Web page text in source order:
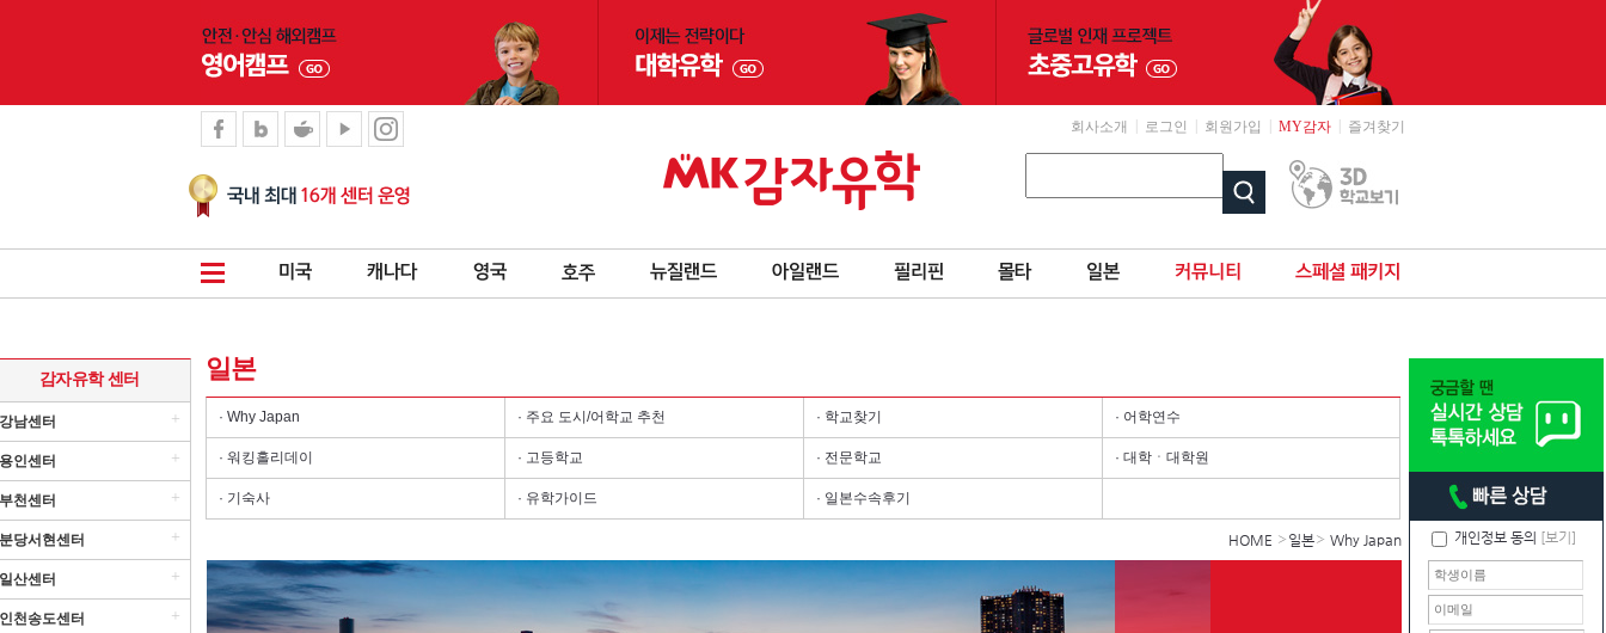
회사소개 로그인 회원가입 MY감자 즐겨찾기
감자유학 센터
남센터 +
인센터 +
천센터 +
당서현센터 +
산센터 +
천송도센터 +
개인정보 동의 [보기]
일본
· Why Japan · 주요 도시/어학교 추천 · 학교찾기 · 어학연수
· 워킹홀리데이 · 고등학교 · 전문학교 · 대학ㆍ대학원
· 기숙사 · 유학가이드 · 일본수속후기
HOME 일본 Why Japan